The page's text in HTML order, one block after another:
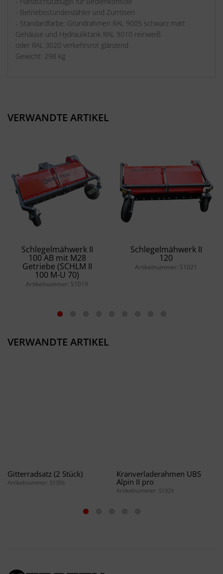
- Betriebsstundenzähler und Zurrösen
- Standardfarbe: Grundrahmen RAL 9005 schwarz matt
Gehäuse und Hydrauliktank RAL 9010 reinweiß
oder RAL 3020 verkehrsrot glänzend
Gewicht: 298 kg
VERWANDTE ARTIKEL
Schlegelmähwerk II
100 AB mit M28
Getriebe (SCHLM II
100 M-U 70)
Artikelnummer: S1019
Schlegelmähwerk II
120
Artikelnummer: S1021
VERWANDTE ARTIKEL
Gitterradsatz (2 Stück)
Artikelnummer: S1356
Kranverladerahmen UBS
Alpin II pro
Artikelnummer: S1329